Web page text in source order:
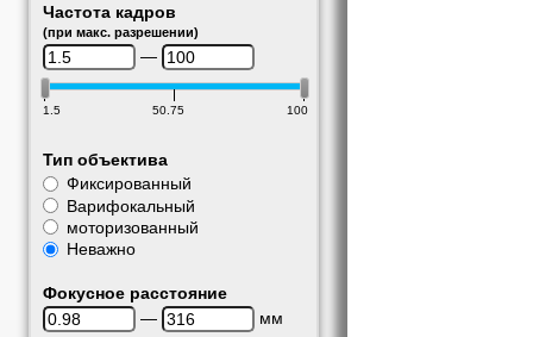
Частота кадров
(при макс. разрешении)
—
1.5 50.75 100
Тип объектива
Фиксированный
Варифокальный
моторизованный
Неважно
Фокусное расстояние
—
мм